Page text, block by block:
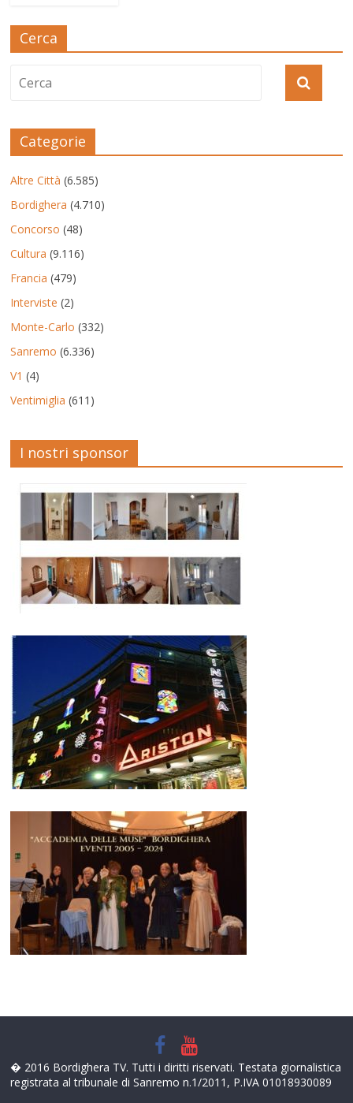
Cerca
Categorie
Altre Città (6.585)
Bordighera (4.710)
Concorso (48)
Cultura (9.116)
Francia (479)
Interviste (2)
Monte-Carlo (332)
Sanremo (6.336)
V1 (4)
Ventimiglia (611)
I nostri sponsor
� 2016 Bordighera TV. Tutti i diritti riservati. Testata giornalistica
registrata al tribunale di Sanremo n.1/2011, P.IVA 01018930089